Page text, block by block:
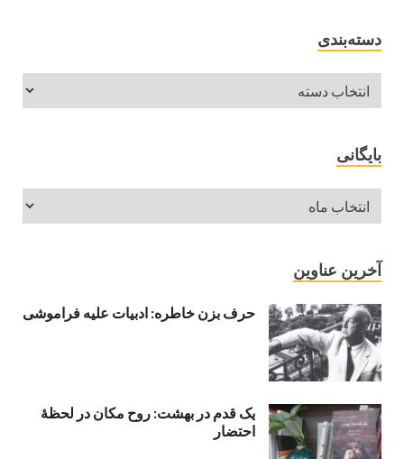
دسته‌بندی
بایگانی
آخرین عناوین
حرف بزن خاطره: ادبیات علیه فراموشی
یک قدم در بهشت: روح مکان در لحظهٔ
احتضار